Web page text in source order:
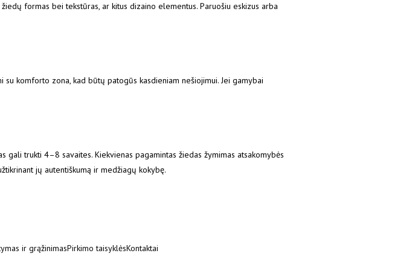
formas bei tekstūras, ar kitus dizaino elementus. Paruošiu eskizus arba
komforto zona, kad būtų patogūs kasdieniam nešiojimui. Jei gamybai
trukti 4–8 savaites. Kiekvienas pagamintas žiedas žymimas atsakomybės
jų autentiškumą ir medžiagų kokybę.
ir grąžinimasPirkimo taisyklėsKontaktai